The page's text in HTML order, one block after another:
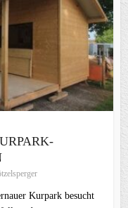
Kurpark besucht